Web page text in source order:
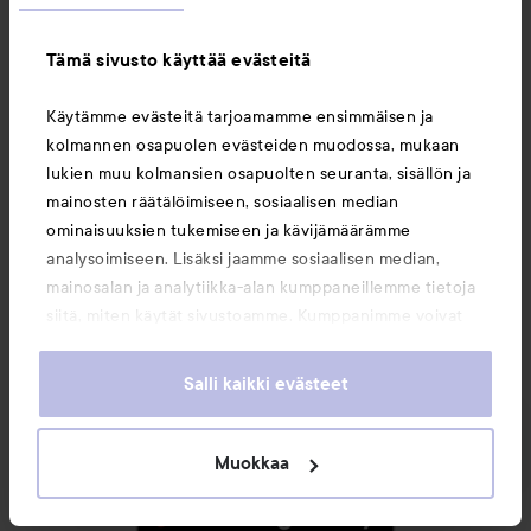
Tämä sivusto käyttää evästeitä
Käytämme evästeitä tarjoamamme ensimmäisen ja
kolmannen osapuolen evästeiden muodossa, mukaan
lukien muu kolmansien osapuolten seuranta, sisällön ja
mainosten räätälöimiseen, sosiaalisen median
ominaisuuksien tukemiseen ja kävijämäärämme
analysoimiseen. Lisäksi jaamme sosiaalisen median,
mainosalan ja analytiikka-alan kumppaneillemme tietoja
heille tai joita on kerätty, kun olet käyttänyt heidän
evästeiden käytön.
Salli kaikki evästeet
Muokkaa
Seuraa meitä
Asiakaspalvelu
Tietoja
Saattaisit myös tykätä